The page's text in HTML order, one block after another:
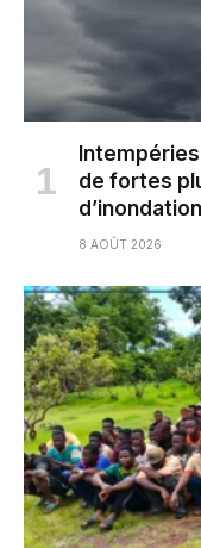
Intempéries
de fortes
8 AOÛT 2026